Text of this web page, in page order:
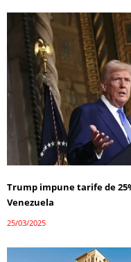
Trump impune tarife de
Venezuela
25/03/2025